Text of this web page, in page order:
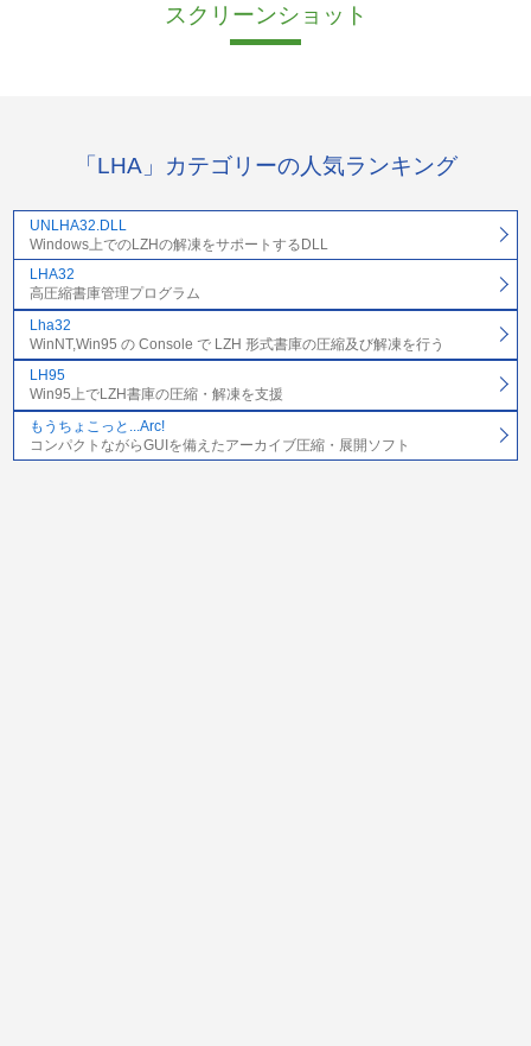
スクリーンショット
「LHA」カテゴリーの人気ランキング
UNLHA32.DLL
Windows上でのLZHの解凍をサポートするDLL
LHA32
高圧縮書庫管理プログラム
Lha32
WinNT,Win95 の Console で LZH 形式書庫の圧縮及び解凍を行う
LH95
Win95上でLZH書庫の圧縮・解凍を支援
もうちょこっと...Arc!
コンパクトながらGUIを備えたアーカイブ圧縮・展開ソフト